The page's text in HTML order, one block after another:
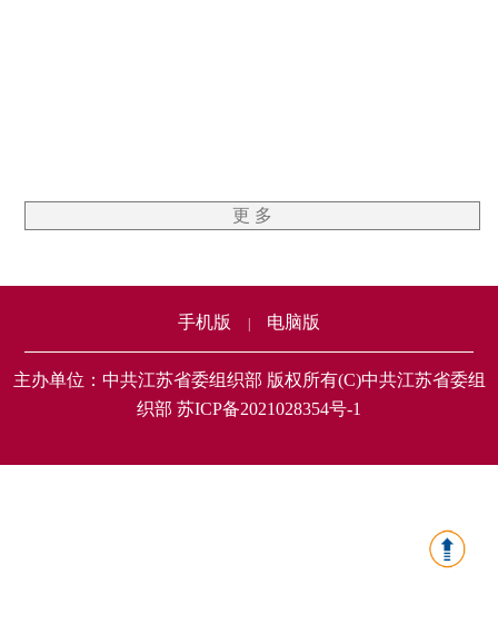
更 多
手机版 电脑版
主办单位：中共江苏省委组织部 版权所有(C)中共江苏省委组
织部 苏ICP备2021028354号-1